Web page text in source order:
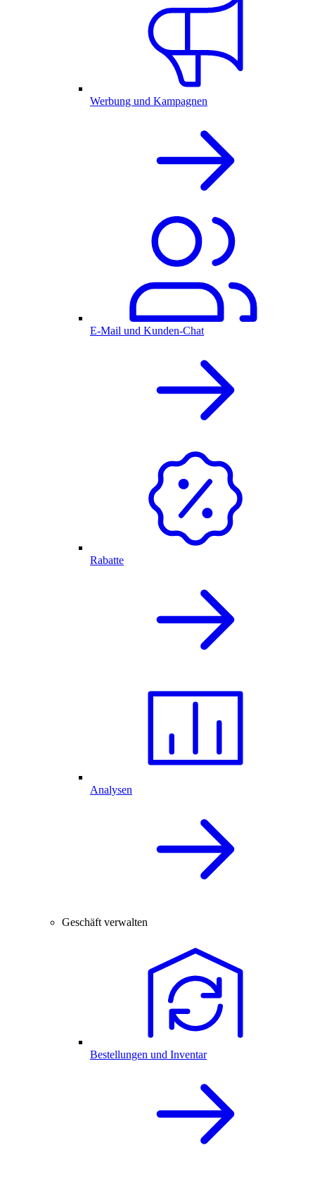
Werbung und Kampagnen
E-Mail und Kunden-Chat
Rabatte
Analysen
Geschäft verwalten
Bestellungen und Inventar